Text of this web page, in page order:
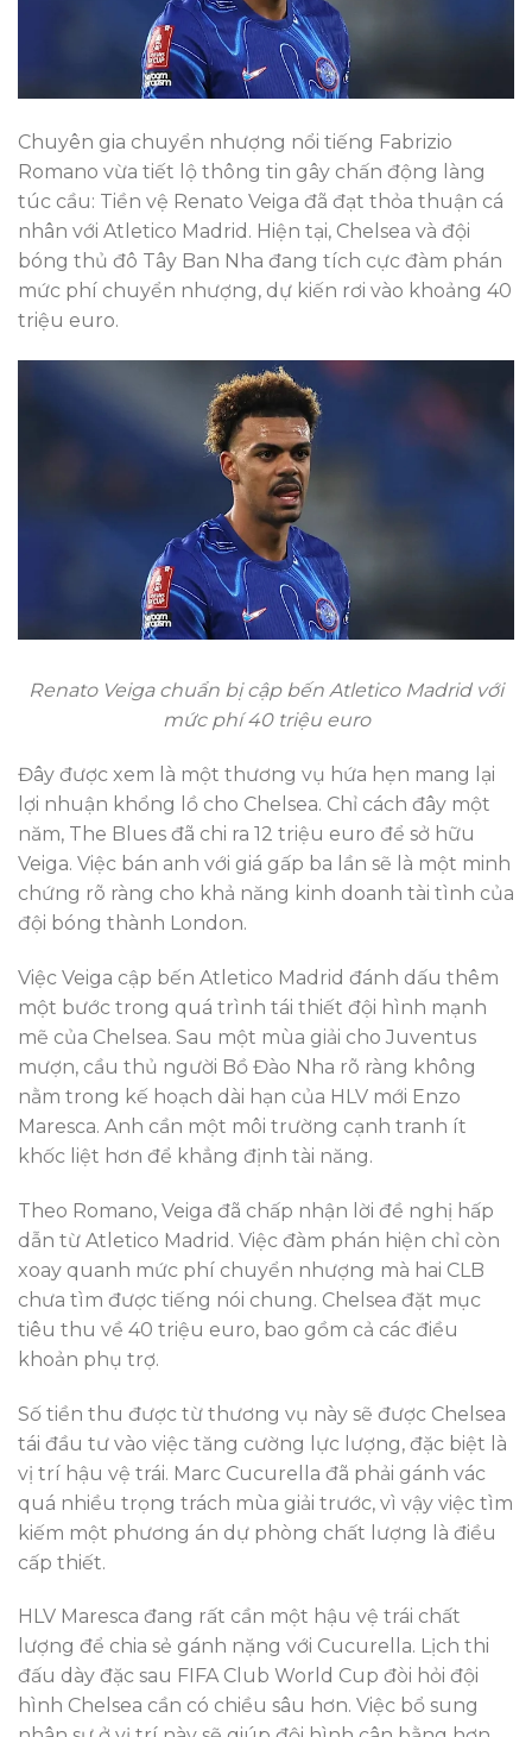
Chuyên gia chuyển nhượng nổi tiếng Fabrizio
Romano vừa tiết lộ thông tin gây chấn động làng
túc cầu: Tiền vệ Renato Veiga đã đạt thỏa thuận cá
nhân với Atletico Madrid. Hiện tại, Chelsea và đội
bóng thủ đô Tây Ban Nha đang tích cực đàm phán
mức phí chuyển nhượng, dự kiến rơi vào khoảng 40
triệu euro.
Renato Veiga chuẩn bị cập bến Atletico Madrid với
mức phí 40 triệu euro
Đây được xem là một thương vụ hứa hẹn mang lại
lợi nhuận khổng lồ cho Chelsea. Chỉ cách đây một
năm, The Blues đã chi ra 12 triệu euro để sở hữu
Veiga. Việc bán anh với giá gấp ba lần sẽ là một minh
chứng rõ ràng cho khả năng kinh doanh tài tình của
đội bóng thành London.
Việc Veiga cập bến Atletico Madrid đánh dấu thêm
một bước trong quá trình tái thiết đội hình mạnh
mẽ của Chelsea. Sau một mùa giải cho Juventus
mượn, cầu thủ người Bồ Đào Nha rõ ràng không
nằm trong kế hoạch dài hạn của HLV mới Enzo
Maresca. Anh cần một môi trường cạnh tranh ít
khốc liệt hơn để khẳng định tài năng.
Theo Romano, Veiga đã chấp nhận lời đề nghị hấp
dẫn từ Atletico Madrid. Việc đàm phán hiện chỉ còn
xoay quanh mức phí chuyển nhượng mà hai CLB
chưa tìm được tiếng nói chung. Chelsea đặt mục
tiêu thu về 40 triệu euro, bao gồm cả các điều
khoản phụ trợ.
Số tiền thu được từ thương vụ này sẽ được Chelsea
tái đầu tư vào việc tăng cường lực lượng, đặc biệt là
vị trí hậu vệ trái. Marc Cucurella đã phải gánh vác
quá nhiều trọng trách mùa giải trước, vì vậy việc tìm
kiếm một phương án dự phòng chất lượng là điều
cấp thiết.
HLV Maresca đang rất cần một hậu vệ trái chất
lượng để chia sẻ gánh nặng với Cucurella. Lịch thi
đấu dày đặc sau FIFA Club World Cup đòi hỏi đội
hình Chelsea cần có chiều sâu hơn. Việc bổ sung